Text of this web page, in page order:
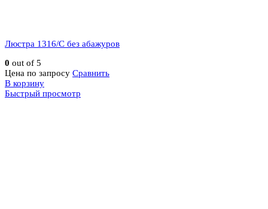
Люстра 1316/C без абажуров
0 out of 5
Цена по запросу Сравнить
В корзину
Быстрый просмотр